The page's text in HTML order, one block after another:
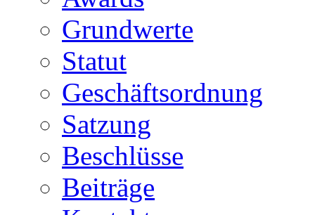
Grundwerte
Statut
Geschäftsordnung
Satzung
Beschlüsse
Beiträge